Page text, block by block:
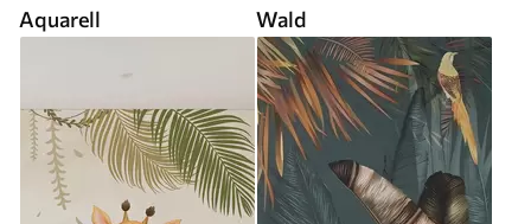
Aquarell Wald